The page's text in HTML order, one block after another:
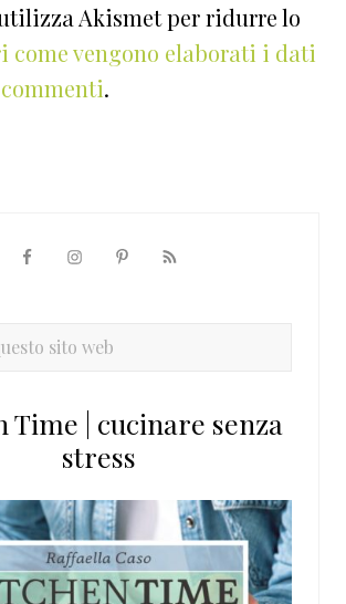
Akismet per ridurre lo
come vengono elaborati i dati
.
Time | cucinare senza
stress